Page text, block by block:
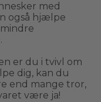
med
også hjælpe
er du i tvivl om
dig, kan du
end mange tror,
være ja!